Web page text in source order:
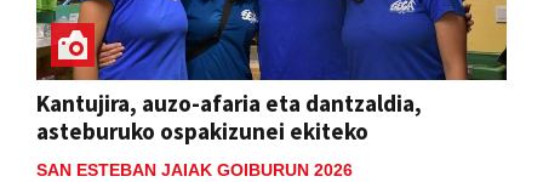
Kantujira, auzo-afaria eta dantzaldia,
asteburuko ospakizunei ekiteko
SAN ESTEBAN JAIAK GOIBURUN 2026